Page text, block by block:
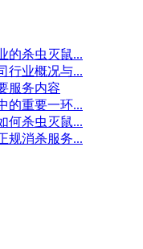
的杀虫灭鼠...
行业概况与...
服务内容
的重要一环...
何杀虫灭鼠...
规消杀服务...